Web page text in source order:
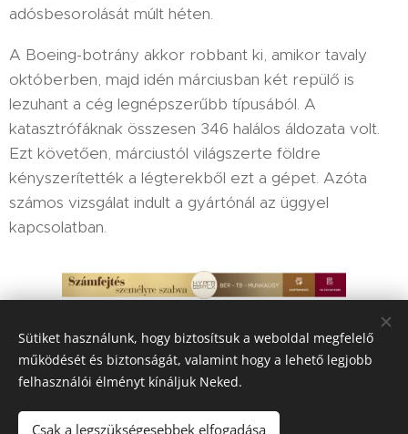
adósbesorolását múlt héten.
A Boeing-botrány akkor robbant ki, amikor tavaly
októberben, majd idén márciusban két repülő is
lezuhant a cég legnépszerűbb típusából. A
katasztrófáknak összesen 346 halálos áldozata volt.
Ezt követően, márciustól világszerte földre
kényszerítették a légterekből ezt a gépet. Azóta
számos vizsgálat indult a gyártónál az üggyel
kapcsolatban.
Share
Sütiket használunk, hogy biztosítsuk a weboldal megfelelő
működését és biztonságát, valamint hogy a lehető legjobb
felhasználói élményt kínáljuk Neked.
Csak a legszükségesebbek elfogadása